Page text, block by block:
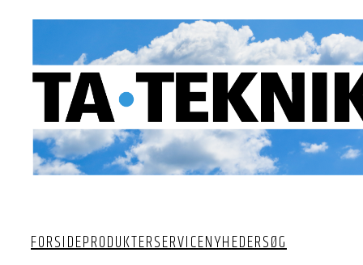
FORSIDEPRODUKTERSERVICENYHEDERSØG